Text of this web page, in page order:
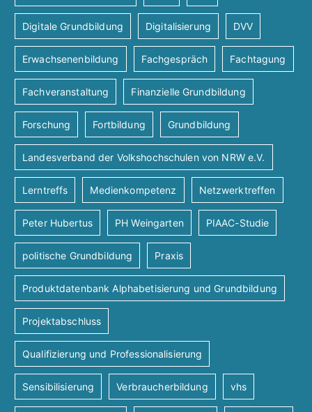
Digitale Grundbildung Digitalisierung DVV
Erwachsenenbildung Fachgespräch Fachtagung
Fachveranstaltung Finanzielle Grundbildung
Forschung Fortbildung Grundbildung
Landesverband der Volkshochschulen von NRW e.V.
Lerntreffs Medienkompetenz Netzwerktreffen
Peter Hubertus PH Weingarten PIAAC-Studie
politische Grundbildung Praxis
Produktdatenbank Alphabetisierung und Grundbildung
Projektabschluss
Qualifizierung und Professionalisierung
Sensibilisierung Verbraucherbildung vhs